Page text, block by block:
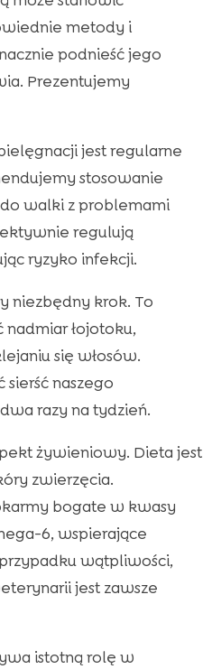
metody i
podnieść jego
Prezentujemy
jest regularne
stosowanie
walki z problemami
regulują
ryzyko infekcji.
niezbędny krok. To
nadmiar łojotoku,
się włosów.
naszego
razy na tydzień.
żywieniowy. Dieta jest
zwierzęcia.
bogate w kwasy
6, wspierające
wątpliwości,
jest zawsze
istotną rolę w